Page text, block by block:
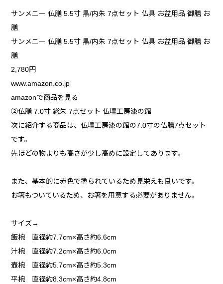
サンメニー 仏膳 5.5寸 黒/内朱 7点セット 仏具 お盆用品 御膳 お
膳
サンメニー 仏膳 5.5寸 黒/内朱 7点セット 仏具 お盆用品 御膳 お
膳
2,780円
www.amazon.co.jp
amazonで商品を見る
②仏膳 7.0寸 総朱 7点セット 仏壇工房漆の館
次に紹介する商品は、仏壇工房漆の館の7.0寸の仏膳7点セット
です。
先ほどの物よりも高さが少し高めに設定してあります。
また、基本的に赤色で塗られているため見栄えも良いです。
お箸もついているため、お箸を用意する必要がありません。
サイズ→
飯椀 直径約7.7cm×高さ約6.6cm
汁椀 直径約7.2cm×高さ約6.0cm
壺椀 直径約5.7cm×高さ約5.3cm
平椀 直径約8.3cm×高さ約4.8cm